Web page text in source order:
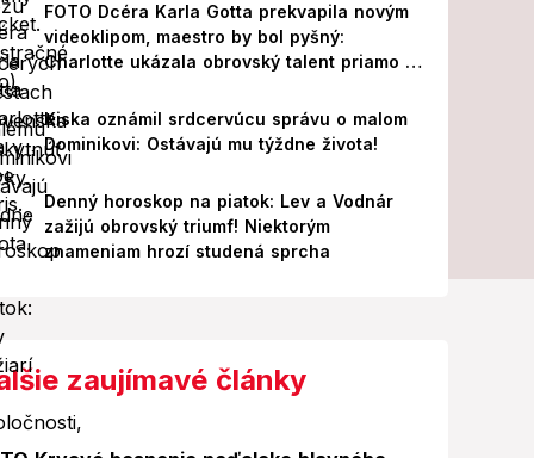
FOTO Dcéra Karla Gotta prekvapila novým
videoklipom, maestro by bol pyšný:
Charlotte ukázala obrovský talent priamo v
Paríži!
Kiska oznámil srdcervúcu správu o malom
Dominikovi: Ostávajú mu týždne života!
Denný horoskop na piatok: Lev a Vodnár
zažijú obrovský triumf! Niektorým
znameniam hrozí studená sprcha
zaujímavé články
Foto